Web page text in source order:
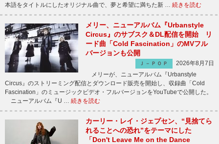
本語をタイトルにしたオリジナル曲で、夢と希望に満ちた新 … 続きを読む
メリー、ニューアルバム『Urbanstyle
Circus』のサブスク＆DL配信を開始 リ
ード曲「Cold Fascination」のMVフル
バージョンも公開
Ｊ－ＰＯＰ
2026年8月7日
メリーが、ニューアルバム『Urbanstyle
Circus』のストリーミング配信とダウンロード販売を開始し、収録曲「Cold
Fascination」のミュージックビデオ・フルバージョンをYouTubeで公開した。
ニューアルバム『U … 続きを読む
カーリー・レイ・ジェプセン、“見捨てら
れることへの恐れ”をテーマにした
「Don't Leave Me on the Dance